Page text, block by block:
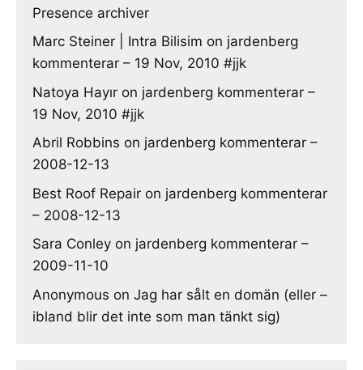
Presence archiver
Marc Steiner | Intra Bilisim on jardenberg
kommenterar – 19 Nov, 2010 #jjk
Natoya Hayır on jardenberg kommenterar –
19 Nov, 2010 #jjk
Abril Robbins on jardenberg kommenterar –
2008-12-13
Best Roof Repair on jardenberg kommenterar
– 2008-12-13
Sara Conley on jardenberg kommenterar –
2009-11-10
Anonymous on Jag har sålt en domän (eller –
ibland blir det inte som man tänkt sig)